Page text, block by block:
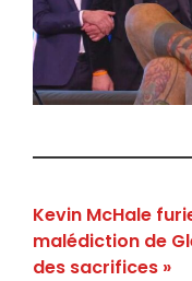
Kevin McHale
malédiction de
des sacrifices »